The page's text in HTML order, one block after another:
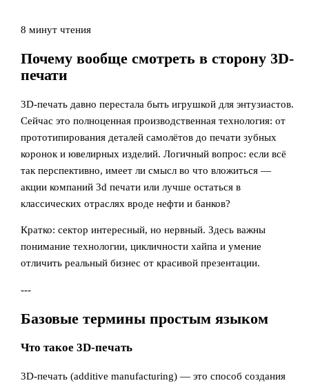
8 минут чтения
Почему вообще смотреть в сторону 3D-
печати
3D-печать давно перестала быть игрушкой для энтузиастов.
Сейчас это полноценная производственная технология: от
прототипирования деталей самолётов до печати зубных
коронок и ювелирных изделий. Логичный вопрос: если всё
так перспективно, имеет ли смысл во что вложиться —
акции компаний 3d печати или лучше остаться в
классических отраслях вроде нефти и банков?
Кратко: сектор интересный, но нервный. Здесь важны
понимание технологии, цикличности хайпа и умение
отличить реальный бизнес от красивой презентации.
---
Базовые термины простым языком
Что такое 3D-печать
3D-печать (additive manufacturing) — это способ создания